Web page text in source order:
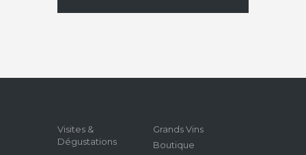
Visites &
Dégustations
Grands Vins
Boutique